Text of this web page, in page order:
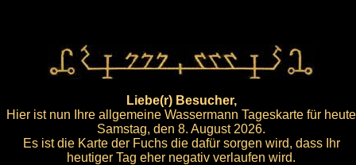
Liebe(r) Besucher,
Hier ist nun Ihre allgemeine Wassermann Tageskarte für heute
Samstag, den 8. August 2026.
Es ist die Karte der Fuchs die dafür sorgen wird, dass Ihr
heutiger Tag eher negativ verlaufen wird.